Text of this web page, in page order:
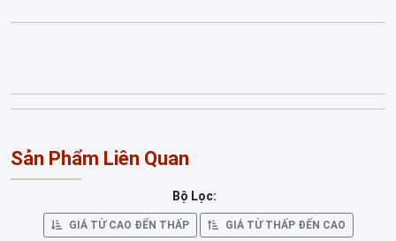
Sản Phẩm Liên Quan
Bộ Lọc:
GIÁ TỪ CAO ĐẾN THẤP GIÁ TỪ THẤP ĐẾN CAO